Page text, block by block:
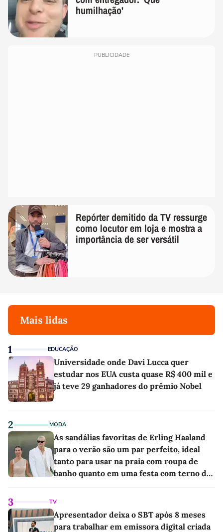
humilhação'
PUBLICIDADE
Repórter demitido da TV ressurge
como locutor em loja e mostra a
importância de ser versátil
Mais lidas
1 EDUCAÇÃO
Universidade onde Davi Lucca quer
estudar nos EUA custa quase R$ 400 mil e
já teve 29 ganhadores do prêmio Nobel
2 MODA
As sandálias favoritas de Erling Haaland
para o verão são um par perfeito, ideal
tanto para usar na praia com roupa de
banho quanto em uma festa com terno de
3 TV
Apresentador deixa o SBT após 8 meses
para trabalhar em emissora digital criada